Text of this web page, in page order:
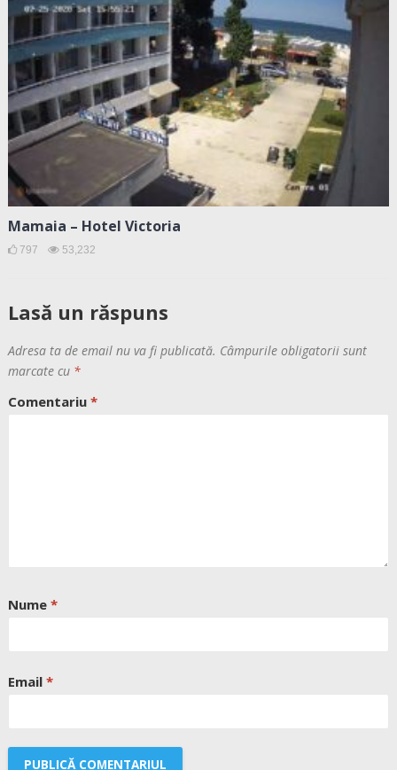
Mamaia – Hotel Victoria
797 53,232
Lasă un răspuns
Adresa ta de email nu va fi publicată. Câmpurile obligatorii sunt
marcate cu *
Comentariu *
Nume *
Email *